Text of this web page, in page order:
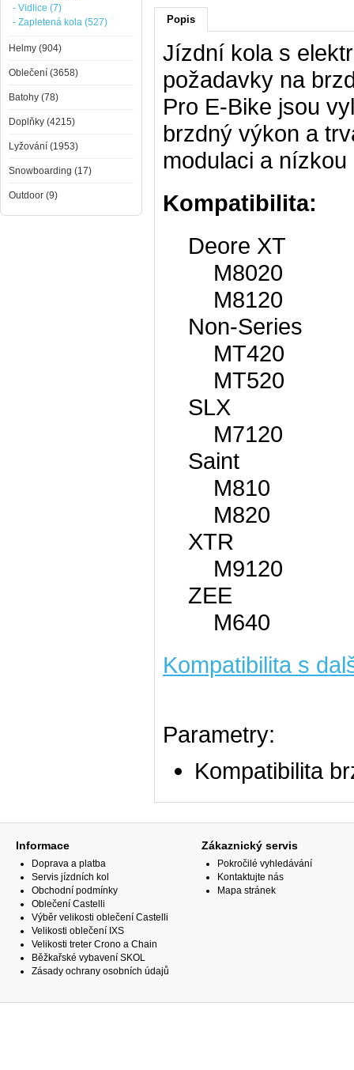
Popis
Jízdní kola s
požadavky na
Pro E-Bike jsou
brzdný výkon a
modulaci a
Kompatibilita:
Deore XT
M8020
M8120
Non-Series
MT420
MT520
SLX
M7120
Saint
M810
M820
XTR
M9120
ZEE
M640
Kompatibilita s
Parametry:
Kompatibilita
- Vidlice (7)
- Zapletená kola (527)
Helmy (904)
Oblečení (3658)
Batohy (78)
Doplňky (4215)
Lyžování (1953)
Snowboarding (17)
Outdoor (9)
Informace
Doprava a platba
Servis jízdních kol
Obchodní podmínky
Oblečení Castelli
Výběr velikosti oblečení Castelli
Velikosti oblečení IXS
Velikosti treter Crono a Chain
Běžkařské vybavení SKOL
Zásady ochrany osobních údajů
Zákaznický servis
Pokročilé vyhledávání
Kontaktujte nás
Mapa stránek